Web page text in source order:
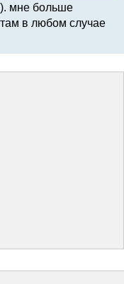
мне больше
в любом случае